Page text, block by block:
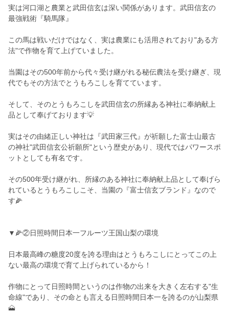
実は河口湖と農業と武田信玄は深い関係があります。武田信玄の
最強戦術『騎馬隊』
この馬は戦いだけではなく、実は農業にも活用されており"ある方
法"で作物を育て上げていました。
当園はその500年前から代々受け継がれる秘伝農法を受け継ぎ、現
代でもその方法でとうもろこしを育てています。
そして、そのとうもろこしを武田信玄の所縁ある神社に奉納献上
品として奉げております💡
実はその由緒正しい神社は『武田家三代』が祈願した富士山最古
の神社"武田信玄公祈願所"という歴史があり、現代ではパワースポ
ットとしても有名です。
その500年受け継がれ、所縁のある神社に奉納献上品として奉げら
れているとうもろこしこそ、当園の『富士信玄ブランド』なので
す🌽
▼🌽②日照時間日本一フルーツ王国山梨の環境
日本最高峰の糖度20度を誇る理由はとうもろこしにとってこの上
ない最高の環境で育て上げられているから！
作物にとって日照時間というのは作物の出来を大きく左右する"生
命線"であり、その命とも言える日照時間日本一を誇るのが山梨県
🗻